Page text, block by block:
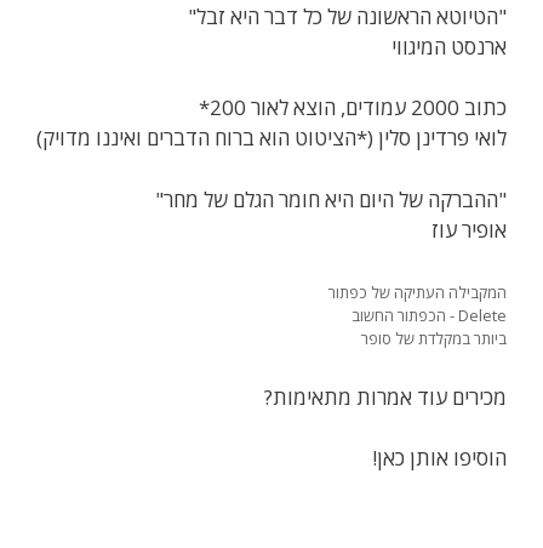
"הטיוטא הראשונה של כל דבר היא זבל"
ארנסט המיגווי
כתוב 2000 עמודים, הוצא לאור 200*
"ההברקה של היום היא חומר הגלם של מחר"
אופיר עוז
המקבילה העתיקה של כפתור
Delete - הכפתור החשוב
ביותר במקלדת של סופר
מכירים עוד אמרות מתאימות?
הוסיפו אותן כאן!